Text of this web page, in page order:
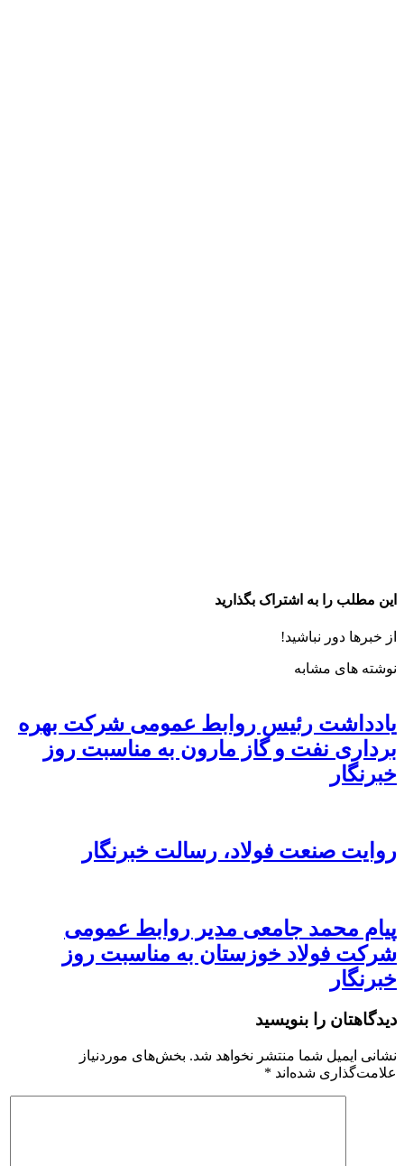
این مطلب را به اشتراک بگذارید
از خبرها دور نباشید!
نوشته های مشابه
یادداشت رئیس روابط عمومی شرکت بهره
برداری نفت و گاز مارون به مناسبت روز
خبرنگار
روایت صنعت فولاد،‌ رسالت خبرنگار
پیام محمد جامعی مدیر روابط عمومی
شرکت فولاد خوزستان به مناسبت روز
خبرنگار
دیدگاهتان را بنویسید
نشانی ایمیل شما منتشر نخواهد شد. بخش‌های موردنیاز
علامت‌گذاری شده‌اند *